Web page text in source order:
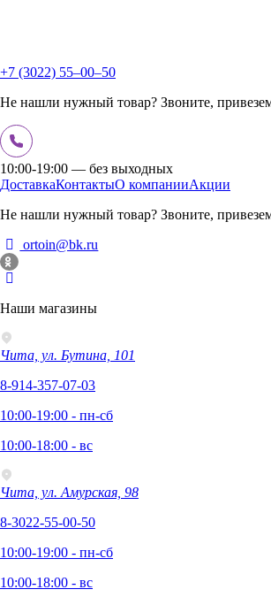
+7 (3022) 55‒00‒50
Не нашли нужный товар? Звоните,
10:00-19:00 — без выходных
ДоставкаКонтактыО компанииАкции
Не нашли нужный товар? Звоните,
ortoin@bk.ru
Наши магазины
Чита, ул. Бутина, 101
8-914-357-07-03
10:00-19:00 - пн-сб
10:00-18:00 - вс
Чита, ул. Амурская, 98
8-3022-55-00-50
10:00-19:00 - пн-сб
10:00-18:00 - вс